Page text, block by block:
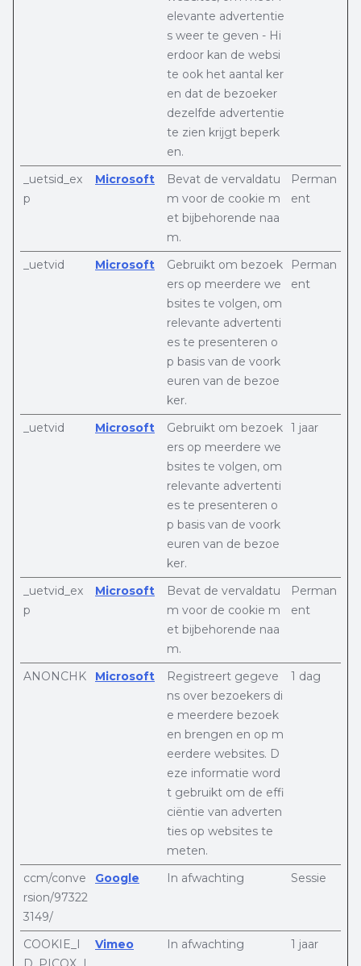
elevante advertentie
s weer te geven - Hi
erdoor kan de websi
te ook het aantal ker
en dat de bezoeker
dezelfde advertentie
te zien krijgt beperk
en.
_uetsid_ex
p
Microsoft
Bevat de vervaldatu
m voor de cookie m
et bijbehorende naa
m.
Perman
ent
_uetvid Microsoft
Gebruikt om bezoek
ers op meerdere we
bsites te volgen, om
relevante advertenti
es te presenteren o
p basis van de voork
euren van de bezoe
ker.
Perman
ent
_uetvid Microsoft
Gebruikt om bezoek
ers op meerdere we
bsites te volgen, om
relevante advertenti
es te presenteren o
p basis van de voork
euren van de bezoe
ker.
1 jaar
_uetvid_ex
p
Microsoft
Bevat de vervaldatu
m voor de cookie m
et bijbehorende naa
m.
Perman
ent
ANONCHK Microsoft
Registreert gegeve
ns over bezoekers di
e meerdere bezoek
en brengen en op m
eerdere websites. D
eze informatie word
t gebruikt om de effi
ciëntie van adverten
ties op websites te
meten.
1 dag
ccm/conve
rsion/97322
3149/
Google In afwachting Sessie
COOKIE_I
Vimeo In afwachting 1 jaar